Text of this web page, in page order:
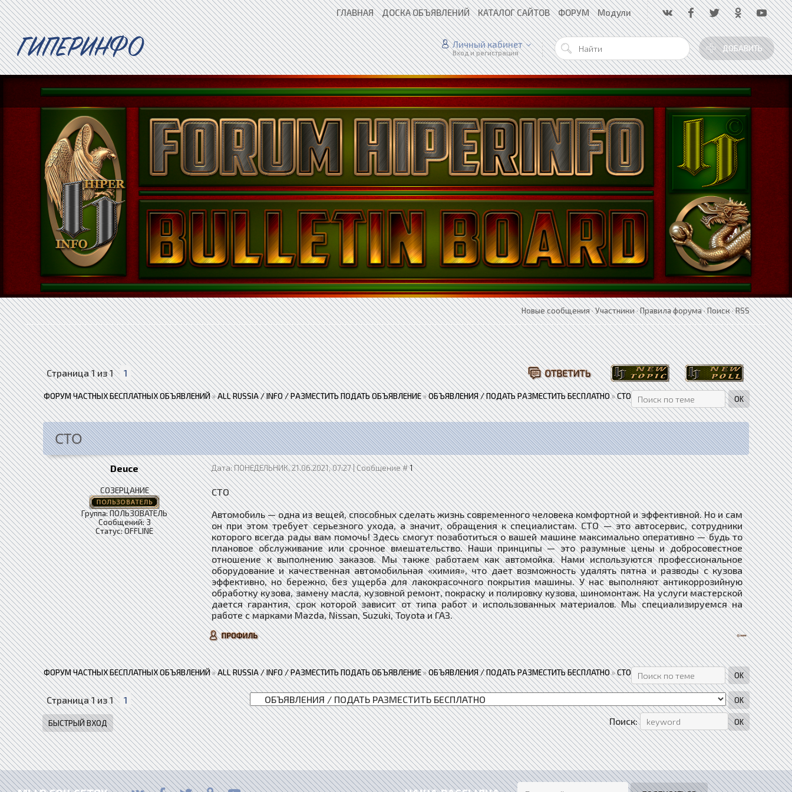
ГЛАВНАЯ ДОСКА ОБЪЯВЛЕНИЙ КАТАЛОГ САЙТОВ ФОРУМ Модули
ГИПЕРИНФО ДОБАВИТЬ
Личный кабинет
Вход и регистрация
Новые сообщения·Участники·Правила форума·Поиск·RSS
Страница1из1 1
ФОРУМ ЧАСТНЫХ БЕСПЛАТНЫХ ОБЪЯВЛЕНИЙ»ALL RUSSIA / INFO / РАЗМЕСТИТЬ ПОДАТЬ ОБЪЯВЛЕНИЕ»ОБЪЯВЛЕНИЯ / ПОДАТЬ РАЗМЕСТИТЬ БЕСПЛАТНО»СТО
СТО
Deuce Дата: ПОНЕДЕЛЬНИК, 21.06.2021, 07:27 | Сообщение #1
СОЗЕРЦАНИЕ
Группа: ПОЛЬЗОВАТЕЛЬ
Сообщений:3
Статус:OFFLINE
СТО
​​​​​​​Автомобиль — одна из вещей, способных сделать жизнь современного человека комфортной и эффективной. Но и сам
он при этом требует серьезного ухода, а значит, обращения к специалистам. СТО — это автосервис, сотрудники
которого всегда рады вам помочь! Здесь смогут позаботиться о вашей машине максимально оперативно — будь то
плановое обслуживание или срочное вмешательство. Наши принципы — это разумные цены и добросовестное
отношение к выполнению заказов. Мы также работаем как автомойка. Нами используются профессиональное
оборудование и качественная автомобильная «химия», что дает возможность удалять пятна и разводы с кузова
эффективно, но бережно, без ущерба для лакокрасочного покрытия машины. У нас выполняют антикоррозийную
обработку кузова, замену масла, кузовной ремонт, покраску и полировку кузова, шиномонтаж. На услуги мастерской
дается гарантия, срок которой зависит от типа работ и использованных материалов. Мы специализируемся на
работе с марками Mazda, Nissan, Suzuki, Toyota и ГАЗ.
ФОРУМ ЧАСТНЫХ БЕСПЛАТНЫХ ОБЪЯВЛЕНИЙ»ALL RUSSIA / INFO / РАЗМЕСТИТЬ ПОДАТЬ ОБЪЯВЛЕНИЕ»ОБЪЯВЛЕНИЯ / ПОДАТЬ РАЗМЕСТИТЬ БЕСПЛАТНО»СТО
Страница1из1
1
Поиск: